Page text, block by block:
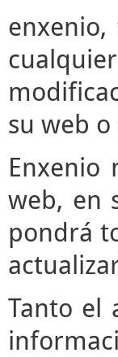
su web
Enxenio
web, en
pondrá
Tanto el